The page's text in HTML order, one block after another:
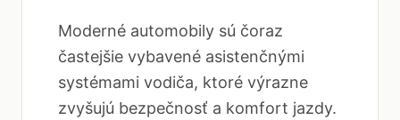
Moderné automobily sú čoraz
častejšie vybavené asistenčnými
systémami vodiča, ktoré výrazne
zvyšujú bezpečnosť a komfort jazdy.